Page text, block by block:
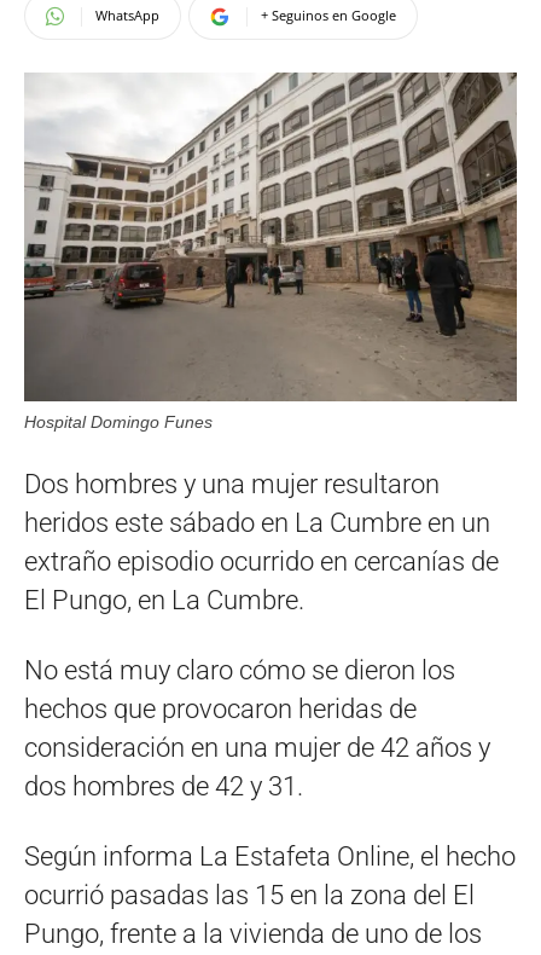
WhatsApp + Seguinos en Google
Hospital Domingo Funes
Dos hombres y una mujer resultaron
heridos este sábado en La Cumbre en un
extraño episodio ocurrido en cercanías de
El Pungo, en La Cumbre.
No está muy claro cómo se dieron los
hechos que provocaron heridas de
consideración en una mujer de 42 años y
dos hombres de 42 y 31.
Según informa La Estafeta Online, el hecho
ocurrió pasadas las 15 en la zona del El
Pungo, frente a la vivienda de uno de los